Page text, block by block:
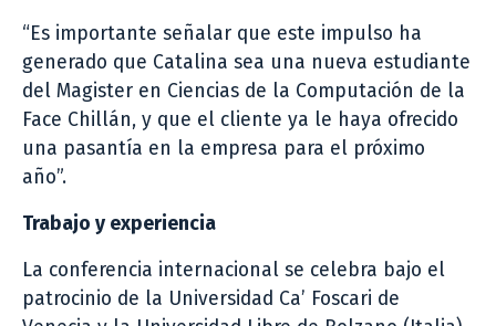
“Es importante señalar que este impulso ha
generado que Catalina sea una nueva estudiante
del Magister en Ciencias de la Computación de la
Face Chillán, y que el cliente ya le haya ofrecido
una pasantía en la empresa para el próximo
año”.
Trabajo y experiencia
La conferencia internacional se celebra bajo el
patrocinio de la Universidad Ca’ Foscari de